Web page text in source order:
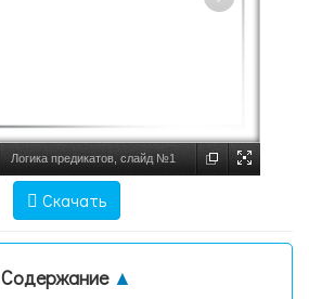
Логика предикатов, слайд №1
Скачать
Содержание ▲